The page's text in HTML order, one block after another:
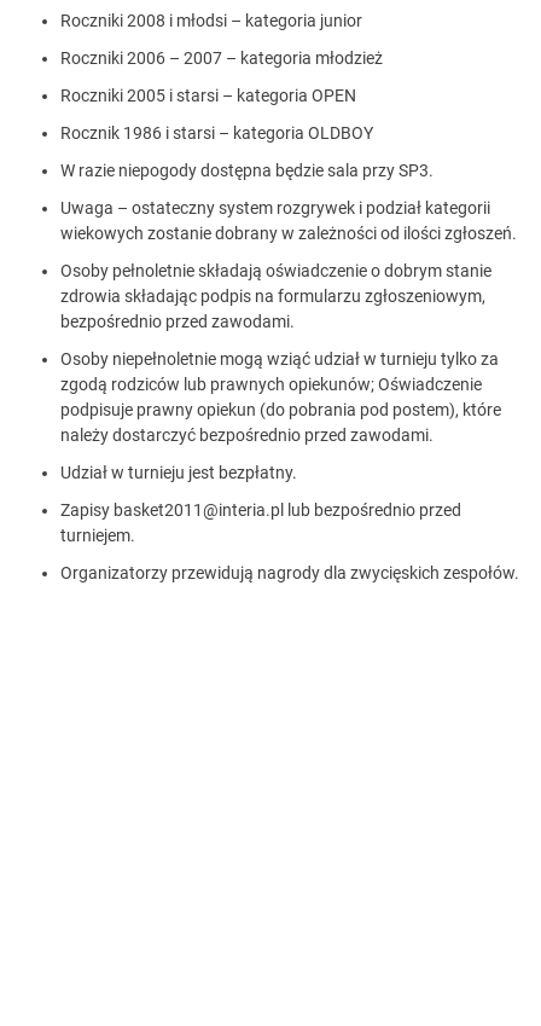
Roczniki 2008 i młodsi – kategoria junior
Roczniki 2006 – 2007 – kategoria młodzież
Roczniki 2005 i starsi – kategoria OPEN
Rocznik 1986 i starsi – kategoria OLDBOY
W razie niepogody dostępna będzie sala przy SP3.
Uwaga – ostateczny system rozgrywek i podział kategorii
wiekowych zostanie dobrany w zależności od ilości zgłoszeń.
Osoby pełnoletnie składają oświadczenie o dobrym stanie
zdrowia składając podpis na formularzu zgłoszeniowym,
bezpośrednio przed zawodami.
Osoby niepełnoletnie mogą wziąć udział w turnieju tylko za
zgodą rodziców lub prawnych opiekunów; Oświadczenie
podpisuje prawny opiekun (do pobrania pod postem), które
należy dostarczyć bezpośrednio przed zawodami.
Udział w turnieju jest bezpłatny.
Zapisy basket2011@interia.pl
lub bezpośrednio przed
turniejem.
Organizatorzy przewidują nagrody dla zwycięskich zespołów.